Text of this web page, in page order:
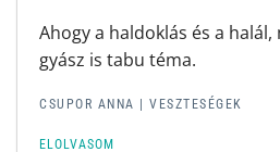
Ahogy a haldoklás és a halál,
gyász is tabu téma.
CSUPOR ANNA | VESZTESÉGEK
ELOLVASOM